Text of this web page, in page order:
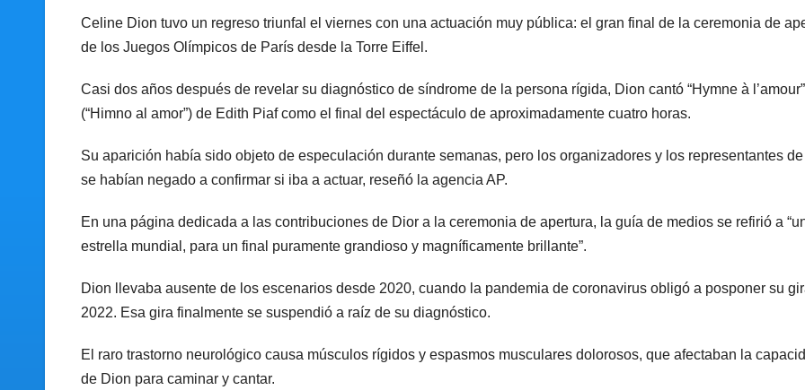
Celine Dion tuvo un regreso triunfal el viernes con una actuación muy pública: el gran final de la ceremonia de
de los Juegos Olímpicos de París desde la Torre Eiffel.
Casi dos años después de revelar su diagnóstico de síndrome de la persona rígida, Dion cantó “Hymne à l’amour”
(“Himno al amor”) de Edith Piaf como el final del espectáculo de aproximadamente cuatro horas.
Su aparición había sido objeto de especulación durante semanas, pero los organizadores y los representantes
se habían negado a confirmar si iba a actuar, reseñó la agencia AP.
En una página dedicada a las contribuciones de Dior a la ceremonia de apertura, la guía de medios se refirió a
estrella mundial, para un final puramente grandioso y magníficamente brillante”.
Dion llevaba ausente de los escenarios desde 2020, cuando la pandemia de coronavirus obligó a posponer su
2022. Esa gira finalmente se suspendió a raíz de su diagnóstico.
El raro trastorno neurológico causa músculos rígidos y espasmos musculares dolorosos, que afectaban la
de Dion para caminar y cantar.